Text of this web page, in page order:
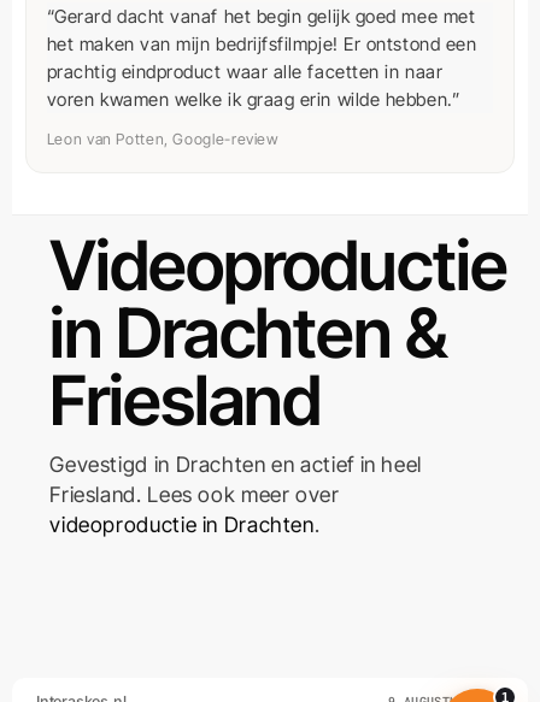
“Gerard dacht vanaf het begin gelijk goed mee met
het maken van mijn bedrijfsfilmpje! Er ontstond een
prachtig eindproduct waar alle facetten in naar
voren kwamen welke ik graag erin wilde hebben.”
Leon van Potten, Google-review
Videoproductie
in Drachten &
Friesland
Gevestigd in Drachten en actief in heel
Friesland. Lees ook meer over
videoproductie in Drachten.
Reageert meestal binnen 1 uur
Offerte aanvragen
Vrijblijvend, binnen 1 werkdag
WhatsApp
1